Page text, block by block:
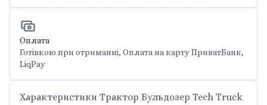
Оплата
Готівкою при отриманні, Оплата на карту ПриватБанк,
LiqPay
Характеристики Трактор Бульдозер Tech Truck